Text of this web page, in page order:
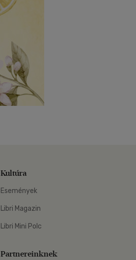
Kultúra
Események
Libri Magazin
Libri Mini Polc
Partnereinknek